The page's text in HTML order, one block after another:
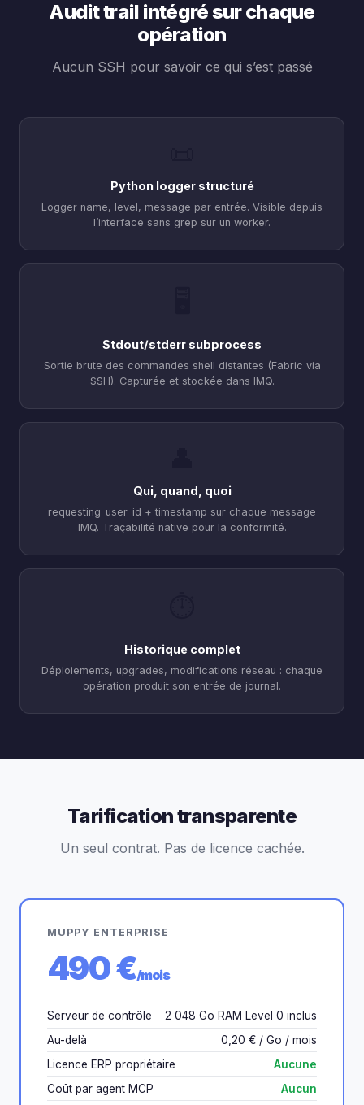
Audit trail intégré sur chaque
opération
Aucun SSH pour savoir ce qui s’est passé
Python logger structuré
Logger name, level, message par entrée. Visible depuis
l’interface sans grep sur un worker.
Stdout/stderr subprocess
Sortie brute des commandes shell distantes (Fabric via
SSH). Capturée et stockée dans IMQ.
Qui, quand, quoi
requesting_user_id + timestamp sur chaque message
IMQ. Traçabilité native pour la conformité.
Historique complet
Déploiements, upgrades, modifications réseau : chaque
opération produit son entrée de journal.
Tarification transparente
Un seul contrat. Pas de licence cachée.
MUPPY ENTERPRISE
490 €/mois
Serveur de contrôle
2 048 Go RAM Level 0 inclus
Au-delà
0,20 € / Go / mois
Licence ERP propriétaire
Aucune
Coût par agent MCP
Aucun